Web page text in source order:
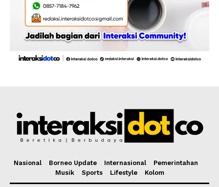
Nasional Borneo Update Internasional
Pemerintahan
Musik
Sports Lifestyle Kolom